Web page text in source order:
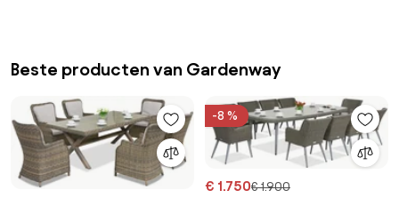
Beste producten van Gardenway
-8 %
€ 1.750€ 1.900